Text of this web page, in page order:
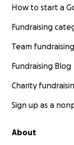
How to start a
Fundraising
Team fundraising
Fundraising Blog
Charity
Sign up as a
About